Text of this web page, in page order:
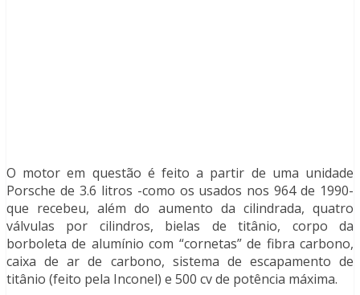
O motor em questão é feito a partir de uma unidade
Porsche de 3.6 litros -como os usados nos 964 de 1990-
que recebeu, além do aumento da cilindrada, quatro
válvulas por cilindros, bielas de titânio, corpo da
borboleta de alumínio com “cornetas” de fibra carbono,
caixa de ar de carbono, sistema de escapamento de
titânio (feito pela Inconel) e 500 cv de potência máxima.